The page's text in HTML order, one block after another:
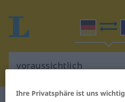
Ihre Privatsphäre ist uns wichtig